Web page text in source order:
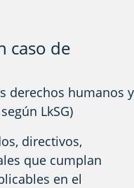
caso de
derechos humanos y
LkSG)
directivos,
que cumplan
en el